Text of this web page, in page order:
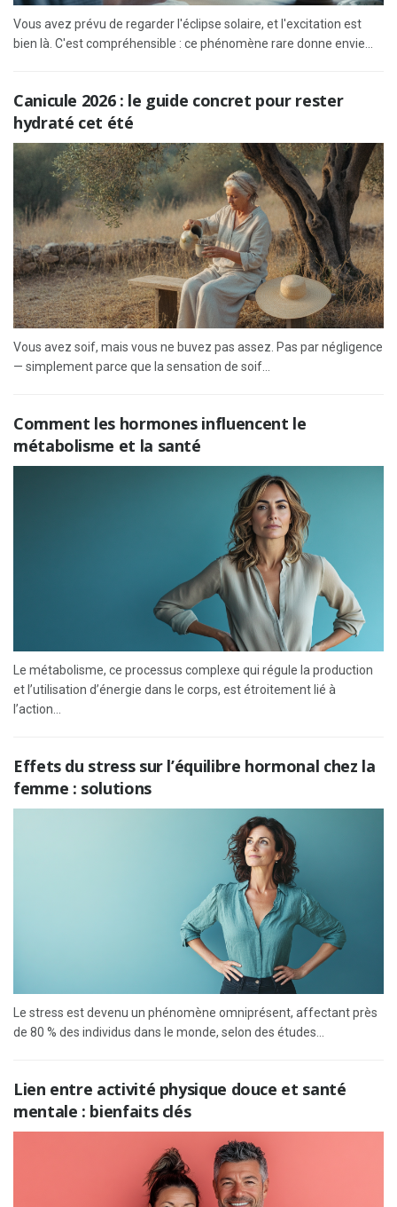
Vous avez prévu de regarder l'éclipse solaire, et l'excitation est
bien là. C'est compréhensible : ce phénomène rare donne envie...
Canicule 2026 : le guide concret pour rester
hydraté cet été
Vous avez soif, mais vous ne buvez pas assez. Pas par négligence
— simplement parce que la sensation de soif...
Comment les hormones influencent le
métabolisme et la santé
Le métabolisme, ce processus complexe qui régule la production
et l’utilisation d’énergie dans le corps, est étroitement lié à
l’action...
Effets du stress sur l’équilibre hormonal chez la
femme : solutions
Le stress est devenu un phénomène omniprésent, affectant près
de 80 % des individus dans le monde, selon des études...
Lien entre activité physique douce et santé
mentale : bienfaits clés